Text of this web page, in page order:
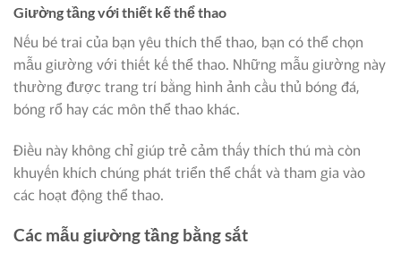
Giường tầng với thiết kế thể thao
Nếu bé trai của bạn yêu thích thể thao, bạn có thể chọn
mẫu giường với thiết kế thể thao. Những mẫu giường này
thường được trang trí bằng hình ảnh cầu thủ bóng đá,
bóng rổ hay các môn thể thao khác.
Điều này không chỉ giúp trẻ cảm thấy thích thú mà còn
khuyến khích chúng phát triển thể chất và tham gia vào
các hoạt động thể thao.
Các mẫu giường tầng bằng sắt